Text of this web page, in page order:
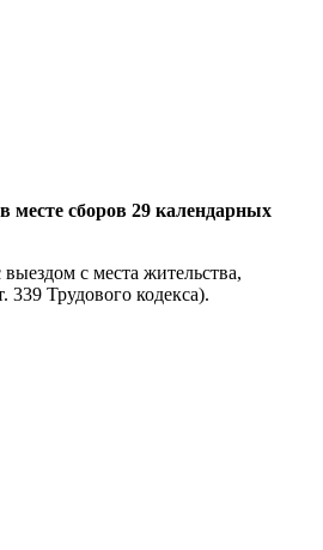
месте сборов 29 календарных
с места жительства,
339 Трудового кодекса).